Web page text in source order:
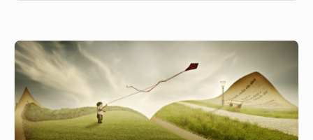
Tahukah
Anda
bahwa
Hidup
Anda